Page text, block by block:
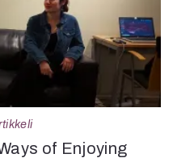
of Enjoying